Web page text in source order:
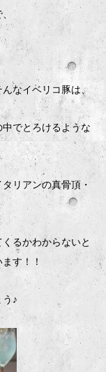
なイベリコ豚は、
でとろけるような
リアンの真骨頂・
るかわからないと
す！！
♪